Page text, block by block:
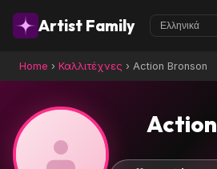
Artist Family
Home › Καλλιτέχνες › Action Bronson